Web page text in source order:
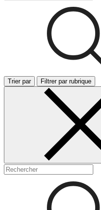
Trier par Filtrer par rubrique